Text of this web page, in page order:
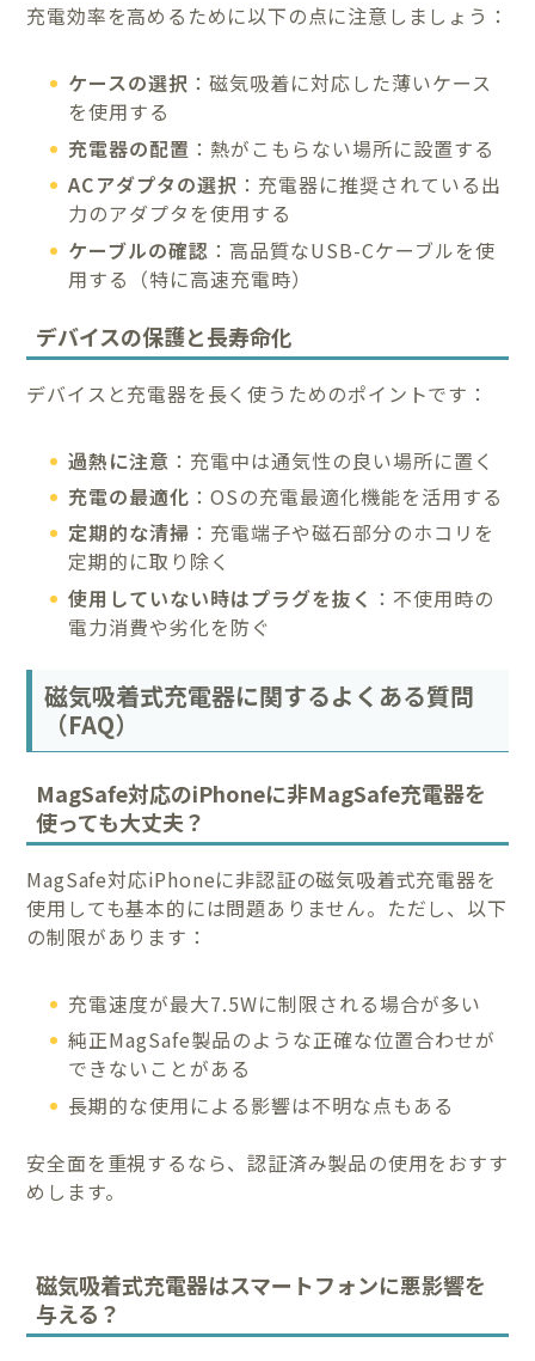
充電効率を高めるために以下の点に注意しましょう：
ケースの選択 ：磁気吸着に対応した薄いケース
を使用する
充電器の配置 ：熱がこもらない場所に設置する
ACアダプタの選択 ：充電器に推奨されている出
力のアダプタを使用する
ケーブルの確認 ：高品質なUSB-Cケーブルを使
用する（特に高速充電時）
デバイスの保護と長寿命化
デバイスと充電器を長く使うためのポイントです：
過熱に注意 ：充電中は通気性の良い場所に置く
充電の最適化 ：OSの充電最適化機能を活用する
定期的な清掃 ：充電端子や磁石部分のホコリを
定期的に取り除く
使用していない時はプラグを抜く ：不使用時の
電力消費や劣化を防ぐ
磁気吸着式充電器に関するよくある質問
（FAQ）
MagSafe対応のiPhoneに非MagSafe充電器を
使っても大丈夫？
MagSafe対応iPhoneに非認証の磁気吸着式充電器を
使用しても基本的には問題ありません。ただし、以下
の制限があります：
充電速度が最大7.5Wに制限される場合が多い
純正MagSafe製品のような正確な位置合わせが
できないことがある
長期的な使用による影響は不明な点もある
安全面を重視するなら、認証済み製品の使用をおすす
めします。
磁気吸着式充電器はスマートフォンに悪影響を
与える？